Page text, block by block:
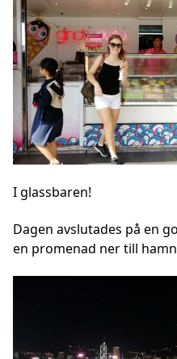
I glassbaren!
Dagen avslutades på en
en promenad ner till